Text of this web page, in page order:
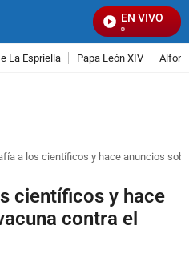
EN VIVO
La Espriella Papa León XIV
a los científicos y hace anuncios
científicos y hace
contra el